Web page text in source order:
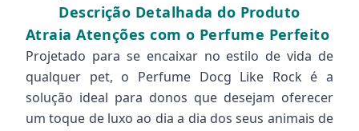
Descrição Detalhada do Produto
Atraia Atenções com o Perfume Perfeito
Projetado para se encaixar no estilo de vida de
qualquer pet, o Perfume Docg Like Rock é a
solução ideal para donos que desejam oferecer
um toque de luxo ao dia a dia dos seus animais de